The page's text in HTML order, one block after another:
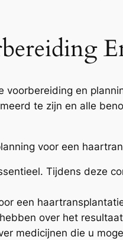
voorbereiding en
te zijn en alle
voor een
Tijdens deze
een
over het
medicijnen die u